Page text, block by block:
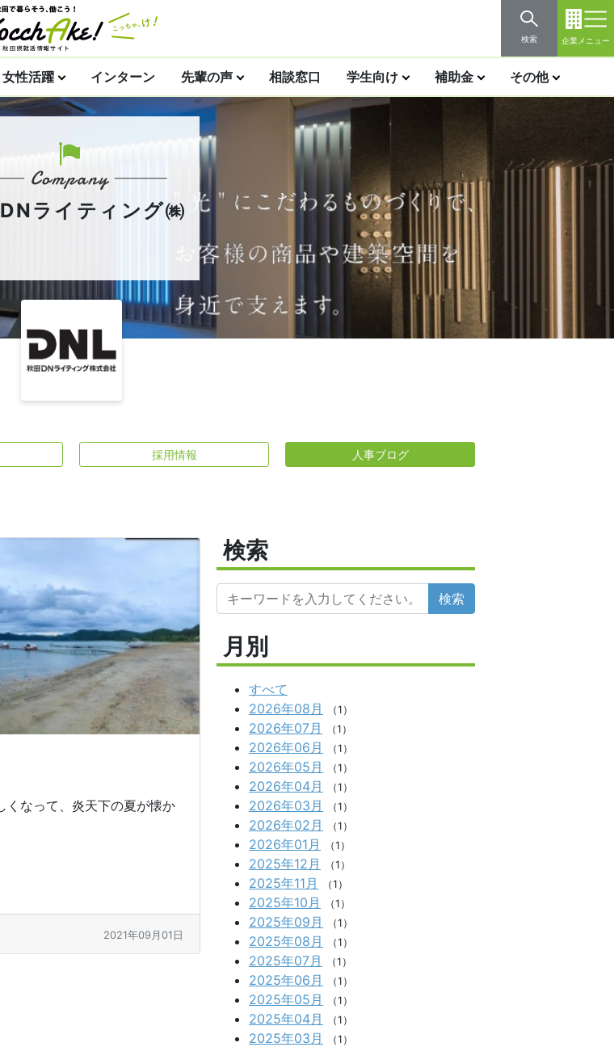
検索 企業メニュー
女性活躍 インターン 先輩の声 相談窓口 学生向け 補助金 その他
ライティング㈱
採用情報 人事ブログ
くなって、炎天下の夏が懐か
2021年09月01日
検索
検索
月別
すべて
2026年08月
（1）
2026年07月 （1）
2026年06月 （1）
2026年05月 （1）
2026年04月 （1）
2026年03月 （1）
2026年02月 （1）
2026年01月 （1）
2025年12月 （1）
2025年11月 （1）
2025年10月 （1）
2025年09月 （1）
2025年08月 （1）
2025年07月 （1）
2025年06月 （1）
2025年05月 （1）
2025年04月 （1）
2025年03月 （1）